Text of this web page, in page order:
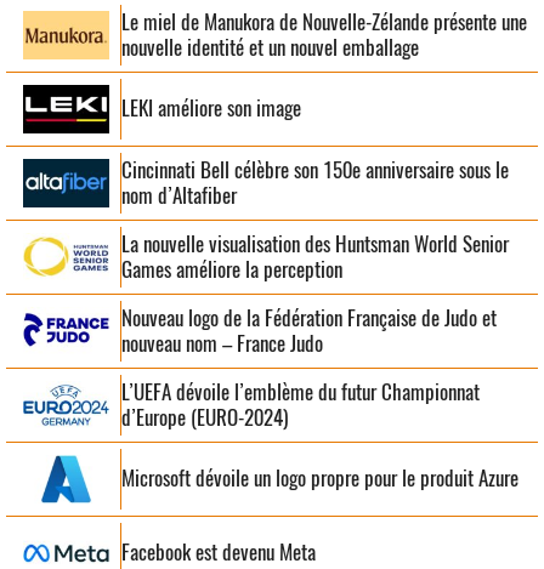
Le miel de Manukora de Nouvelle-Zélande présente une
nouvelle identité et un nouvel emballage
LEKI améliore son image
Cincinnati Bell célèbre son 150e anniversaire sous le
nom d’Altafiber
La nouvelle visualisation des Huntsman World Senior
Games améliore la perception
Nouveau logo de la Fédération Française de Judo et
nouveau nom – France Judo
L’UEFA dévoile l’emblème du futur Championnat
d’Europe (EURO-2024)
Microsoft dévoile un logo propre pour le produit Azure
Facebook est devenu Meta